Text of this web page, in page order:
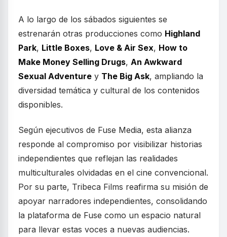
A lo largo de los sábados siguientes se
estrenarán otras producciones como Highland
Park, Little Boxes, Love & Air Sex, How to
Make Money Selling Drugs, An Awkward
Sexual Adventure y The Big Ask, ampliando la
diversidad temática y cultural de los contenidos
disponibles.
Según ejecutivos de Fuse Media, esta alianza
responde al compromiso por visibilizar historias
independientes que reflejan las realidades
multiculturales olvidadas en el cine convencional.
Por su parte, Tribeca Films reafirma su misión de
apoyar narradores independientes, consolidando
la plataforma de Fuse como un espacio natural
para llevar estas voces a nuevas audiencias.